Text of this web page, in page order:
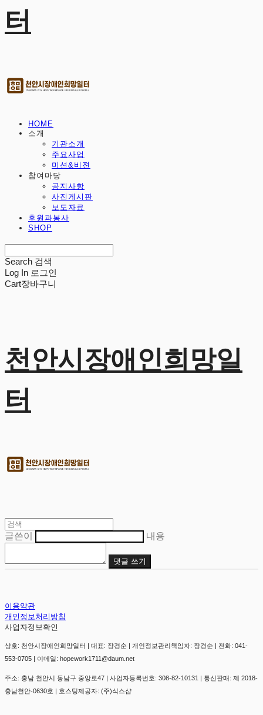
터
HOME
소개
기관소개
주요사업
미션&비젼
참여마당
공지사항
사진게시판
보도자료
후원과봉사
SHOP
Search 검색
Log In 로그인
Cart장바구니
천안시장애인희망일
터
글쓴이 내용
댓글 쓰기
이용약관
개인정보처리방침
사업자정보확인
상호: 천안시장애인희망일터 | 대표: 장경순 | 개인정보관리책임자: 장경순 | 전화: 041-
553-0705 | 이메일: hopework1711@daum.net
주소: 충남 천안시 동남구 중앙로47 | 사업자등록번호: 308-82-10131 | 통신판매: 제 2018-
충남천안-0630호 | 호스팅제공자: (주)식스샵